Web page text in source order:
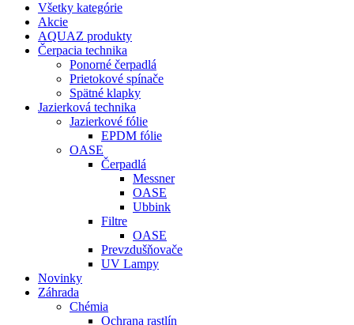
Všetky kategórie
Akcie
AQUAZ produkty
Čerpacia technika
Ponorné čerpadlá
Prietokové spínače
Spätné klapky
Jazierková technika
Jazierkové fólie
EPDM fólie
OASE
Čerpadlá
Messner
OASE
Ubbink
Filtre
OASE
Prevzdušňovače
UV Lampy
Novinky
Záhrada
Chémia
Ochrana rastlín